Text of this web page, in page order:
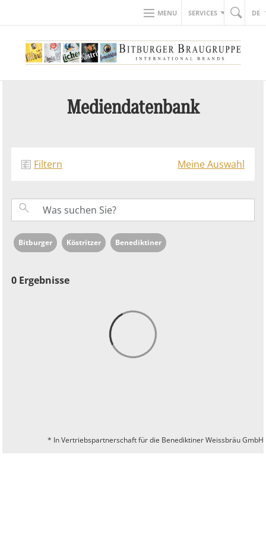
MENU SERVICES DE
Mediendatenbank
Filtern Meine Auswahl
Bitburger Köstritzer Benediktiner
0 Ergebnisse
* In Vertriebspartnerschaft für die Benediktiner Weissbräu GmbH